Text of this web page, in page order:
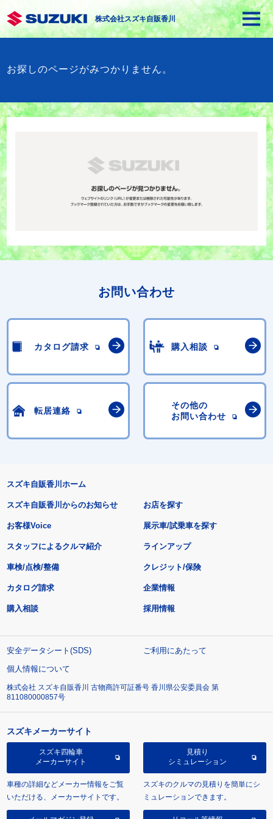
株式会社スズキ自販香川
お探しのページがみつかりません。
お問い合わせ
カタログ請求 購入相談
転居連絡
その他の
お問い合わせ
スズキ自販香川ホーム
スズキ自販香川からのお知らせ
お客様Voice
スタッフによるクルマ紹介
お店を探す
展示車/試乗車を探す
ラインアップ
車検/点検/整備 クレジット/保険
カタログ請求
購入相談
企業情報
採用情報
安全データシート(SDS)
ご利用にあたって
個人情報について
株式会社 スズキ自販香川 古物商許可証番号 香川県公安委員会 第
811080000857号
スズキメーカーサイト
スズキ四輪車
メーカーサイト
車種の詳細などメーカー情報をご覧
いただける、メーカーサイトです。
見積り
シミュレーション
スズキのクルマの見積りを簡単にシ
ミュレーションできます。